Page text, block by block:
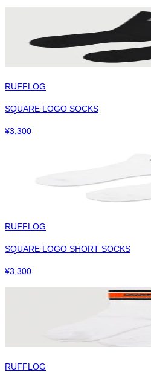
RUFFLOG
SQUARE LOGO SOCKS
¥3,300
RUFFLOG
SQUARE LOGO SHORT SOCKS
¥3,300
RUFFLOG